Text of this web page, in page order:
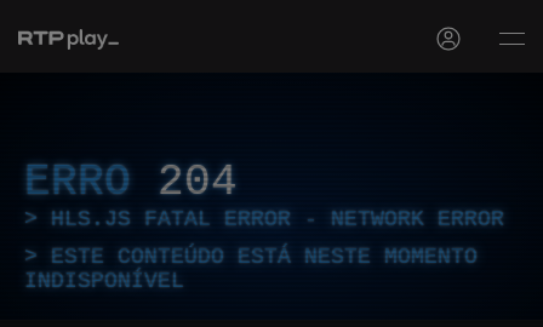
ERRO 204
HLS.JS FATAL ERROR - NETWORK ERROR
ESTE CONTEÚDO ESTÁ NESTE MOMENTO
INDISPONÍVEL